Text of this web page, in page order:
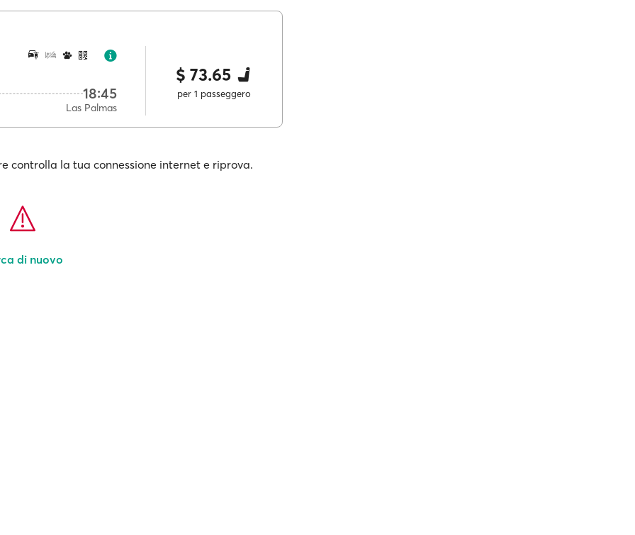
18:45
Las Palmas
$ 73.65
per 1 passeggero
controlla la tua connessione internet e riprova.
di nuovo